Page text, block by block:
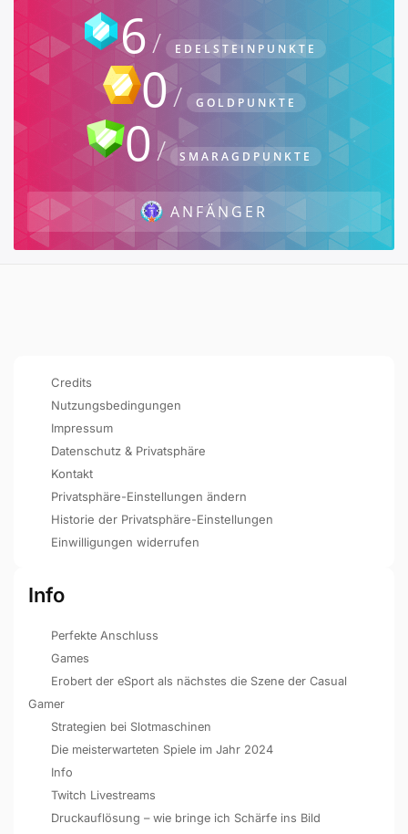
6 EDELSTEINPUNKTE
0 GOLDPUNKTE
0 SMARAGDPUNKTE
ANFÄNGER
Credits
Nutzungsbedingungen
Impressum
Datenschutz & Privatsphäre
Kontakt
Privatsphäre-Einstellungen ändern
Historie der Privatsphäre-Einstellungen
Einwilligungen widerrufen
Info
Perfekte Anschluss
Games
Erobert der eSport als nächstes die Szene der Casual
Gamer
Strategien bei Slotmaschinen
Die meisterwarteten Spiele im Jahr 2024
Info
Twitch Livestreams
Druckauflösung – wie bringe ich Schärfe ins Bild